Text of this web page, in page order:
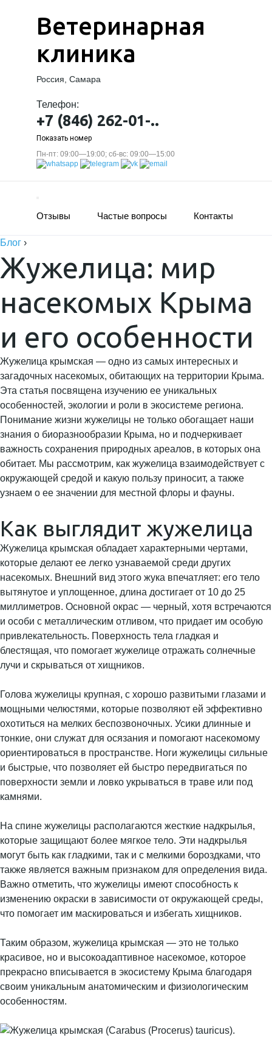
Ветеринарная
клиника
Россия, Самара
Телефон:
+7 (846) 262-01-..
Показать номер
Пн-пт: 09:00—19:00; сб-вс: 09:00—15:00
Отзывы Частые вопросы Контакты
Блог ›
Жужелица: мир
насекомых Крыма
и его особенности
Жужелица крымская — одно из самых интересных и
загадочных насекомых, обитающих на территории Крыма.
Эта статья посвящена изучению ее уникальных
особенностей, экологии и роли в экосистеме региона.
Понимание жизни жужелицы не только обогащает наши
знания о биоразнообразии Крыма, но и подчеркивает
важность сохранения природных ареалов, в которых она
обитает. Мы рассмотрим, как жужелица взаимодействует с
окружающей средой и какую пользу приносит, а также
узнаем о ее значении для местной флоры и фауны.
Как выглядит жужелица
Жужелица крымская обладает характерными чертами,
которые делают ее легко узнаваемой среди других
насекомых. Внешний вид этого жука впечатляет: его тело
вытянутое и уплощенное, длина достигает от 10 до 25
миллиметров. Основной окрас — черный, хотя встречаются
и особи с металлическим отливом, что придает им особую
привлекательность. Поверхность тела гладкая и
блестящая, что помогает жужелице отражать солнечные
лучи и скрываться от хищников.
Голова жужелицы крупная, с хорошо развитыми глазами и
мощными челюстями, которые позволяют ей эффективно
охотиться на мелких беспозвоночных. Усики длинные и
тонкие, они служат для осязания и помогают насекомому
ориентироваться в пространстве. Ноги жужелицы сильные
и быстрые, что позволяет ей быстро передвигаться по
поверхности земли и ловко укрываться в траве или под
камнями.
На спине жужелицы располагаются жесткие надкрылья,
которые защищают более мягкое тело. Эти надкрылья
могут быть как гладкими, так и с мелкими бороздками, что
также является важным признаком для определения вида.
Важно отметить, что жужелицы имеют способность к
изменению окраски в зависимости от окружающей среды,
что помогает им маскироваться и избегать хищников.
Таким образом, жужелица крымская — это не только
красивое, но и высокоадаптивное насекомое, которое
прекрасно вписывается в экосистему Крыма благодаря
своим уникальным анатомическим и физиологическим
особенностям.